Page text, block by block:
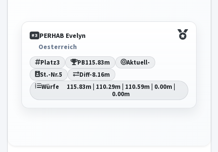
#3 PERHAB Evelyn
Oesterreich
Platz3 PB115.83m Aktuell-
St.-Nr.5 Diff-8.16m
Würfe
115.83m | 110.29m | 110.59m | 0.00m |
0.00m